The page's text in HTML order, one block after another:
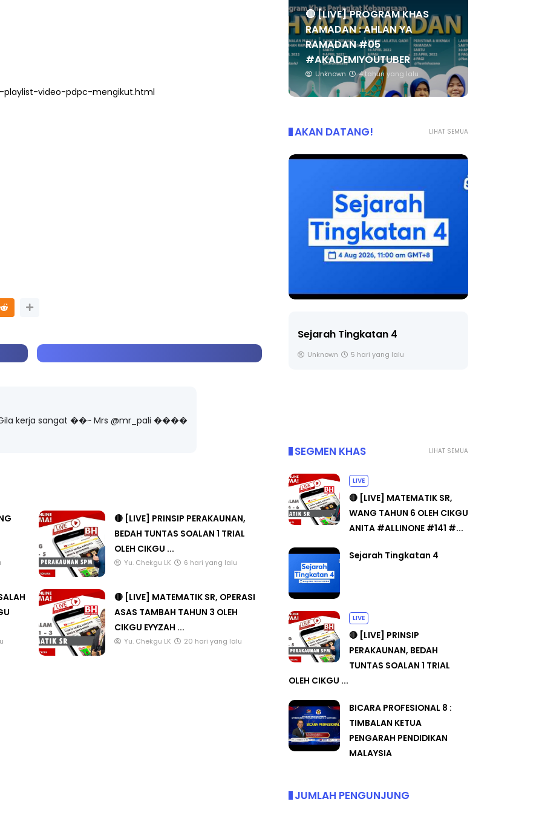
video-pdpc-mengikut.html
kerja sangat ��~ Mrs @mr_pali ����
🔴 [LIVE] PRINSIP PERAKAUNAN,
BEDAH TUNTAS SOALAN 1 TRIAL
OLEH CIKGU ...
Yu. Chekgu LK 6 hari yang lalu
🔴 [LIVE] MATEMATIK SR, OPERASI
ASAS TAMBAH TAHUN 3 OLEH
CIKGU EYYZAH ...
Yu. Chekgu LK 20 hari yang lalu
🔴 [LIVE] PROGRAM KHAS
RAMADAN : AHLAN YA
RAMADAN #05
#AKADEMIYOUTUBER
Unknown 4 tahun yang lalu
LIHAT SEMUA
AKAN DATANG!
-
TAHUN 6 OLEH CIKGU ANITA
Sejarah Tingkatan 4
Unknown 5 hari yang lalu
LIHAT SEMUA
SEGMEN KHAS
LIVE
🔴 [LIVE] MATEMATIK SR,
WANG TAHUN 6 OLEH CIKGU
ANITA #ALLINONE #141 #...
Sejarah Tingkatan 4
LIVE
🔴 [LIVE] PRINSIP
PERAKAUNAN, BEDAH
TUNTAS SOALAN 1 TRIAL
OLEH CIKGU ...
BICARA PROFESIONAL 8 :
TIMBALAN KETUA
PENGARAH PENDIDIKAN
MALAYSIA
JUMLAH PENGUNJUNG